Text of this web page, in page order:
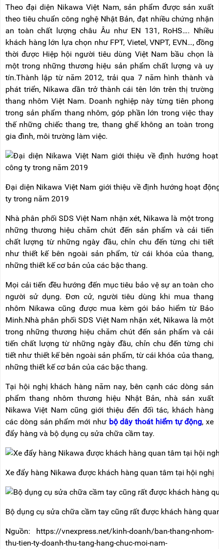
Theo đại diện Nikawa Việt Nam, sản phẩm được sản xuất
theo tiêu chuẩn công nghệ Nhật Bản, đạt nhiều chứng nhận
an toàn chất lượng châu Âu như EN 131, RoHS…. Nhiều
khách hàng lớn lựa chọn như FPT, Vietel, VNPT, EVN…, đồng
thời được Hiệp hội người tiêu dùng Việt Nam bầu chọn là
một trong những thương hiệu sản phẩm chất lượng và uy
tín.Thành lập từ năm 2012, trải qua 7 năm hình thành và
phát triển, Nikawa dần trở thành cái tên lớn trên thị trường
thang nhôm Việt Nam. Doanh nghiệp này từng tiên phong
trong sản phẩm thang nhôm, góp phần lớn trong việc thay
thế những chiếc thang tre, thang ghế không an toàn trong
gia đình, môi trường làm việc.
Đại diện Nikawa Việt Nam giới thiệu về định hướng hoạt
ty trong năm 2019
Nhà phân phối SDS Việt Nam nhận xét, Nikawa là một trong
những thương hiệu chăm chút đến sản phẩm và cải tiến
chất lượng từ những ngày đầu, chỉn chu đến từng chi tiết
như thiết kế bên ngoài sản phẩm, từ cái khóa của thang,
những thiết kế cơ bản của các bậc thang.
Mọi cải tiến đều hướng đến mục tiêu bảo vệ sự an toàn cho
người sử dụng. Đơn cử, người tiêu dùng khi mua thang
nhôm Nikawa cũng được mua kèm gói bảo hiểm từ Bảo
Minh.Nhà phân phối SDS Việt Nam nhận xét, Nikawa là một
trong những thương hiệu chăm chút đến sản phẩm và cải
tiến chất lượng từ những ngày đầu, chỉn chu đến từng chi
tiết như thiết kế bên ngoài sản phẩm, từ cái khóa của thang,
những thiết kế cơ bản của các bậc thang.
Tại hội nghị khách hàng năm nay, bên cạnh các dòng sản
phẩm thang nhôm thương hiệu Nhật Bản, nhà sản xuất
Nikawa Việt Nam cũng giới thiệu đến đối tác, khách hàng
các dòng sản phẩm mới như bộ dây thoát hiểm tự động, xe
đẩy hàng và bộ dụng cụ sửa chữa cầm tay.
Xe đẩy hàng Nikawa được khách hàng quan tâm tại hội nghị
Bộ dụng cụ sửa chữa cầm tay cũng rất được khách hàng
Nguồn: https://vnexpress.net/kinh-doanh/ban-thang-nhom-
thu-tien-ty-doanh-thu-tang-hang-chuc-moi-nam-